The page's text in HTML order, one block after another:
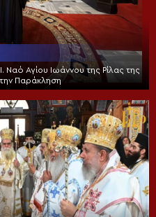
Ναό Αγίου Ιωάννου της Ρίλας της
Παράκληση